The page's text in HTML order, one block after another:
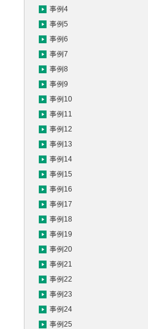
事例4
事例5
事例6
事例7
事例8
事例9
事例10
事例11
事例12
事例13
事例14
事例15
事例16
事例17
事例18
事例19
事例20
事例21
事例22
事例23
事例24
事例25